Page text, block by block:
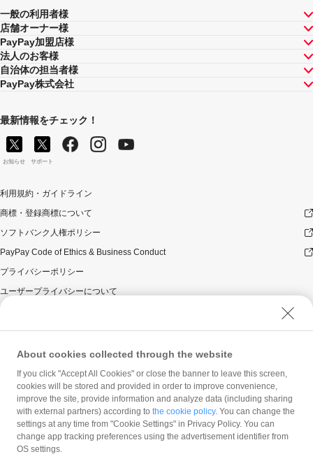
す）。ただし、上記上限は、マイナポイント付与期間中
（2020年9月1日～2021年9月30日）のお支払いに適用さ
れるものであり、2021年10月1日以降は変更予定です。
キャンペーン内容および適用条件を予告なく変更する場
合や、キャンペーン自体を予告なく中止する場合があり
ます。
ヤフーカード以外のクレジットカードでお支払いされた
意ください。また、PayPayアプリを介さないヤフーカー
対象のお支払方法にてお支払いいただいた際に、仮に本
キャンペーンを適用すると、本キャンペーンによるキャ
円相当を超えるときには、当該付与額の合計が10,000円
相当となるよう付与いたします（付与額の合計がキャン
ペーン期間中10,000円相当を超えることはございませ
ん）。
解除され（合意解除を含みます。）、または無効となっ
た場合（以下「取消し等」といいます。）、取消し等の
有無にかかわらず、当該取消し等の対象となったPayPay
決済についてのPayPayボーナスの付与は全て取り消され
し等の理由の如何にかかわらず、また、対象店舗による
合計」は将来に向かってのみ減額されます。そのため、
「キャンペーン期間中の付与合計」が上限に到達して以
降に取消し等となった場合であっても、当該上限到達か
ら取消し等までのPayPay決済について本キャンペーンに
よるPayPayボーナスの付与が行われることはありませ
ん。
一般の利用者様
店舗オーナー様
PayPay加盟店様
法人のお客様
自治体の担当者様
PayPay株式会社
最新情報をチェック！
お知らせ サポート
利用規約・ガイドライン
商標・登録商標について
ソフトバンク人権ポリシー
PayPay Code of Ethics & Business Conduct
プライバシーポリシー
ユーザープライバシーについて
ウェブサイト利用規約
反社会的勢力に対する方針
勧誘方針
マネロン等基本方針
カスタマーハラスメントに関する当社の考え方
About cookies collected through the website
If you click "Accept All Cookies" or close the banner to leave this screen,
cookies will be stored and provided in order to improve convenience,
improve the site, provide information and analyze data (including sharing
with external partners) according to the cookie policy. You can change the
settings at any time from "Cookie Settings" in Privacy Policy. You can
change app tracking preferences using the advertisement identifier from
OS settings.